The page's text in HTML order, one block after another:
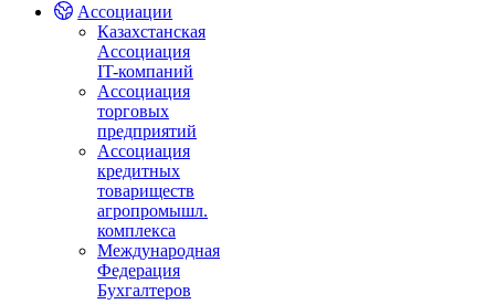
Ассоциации
Казахстанская
Ассоциация
IT-компаний
Ассоциация
торговых
предприятий
Ассоциация
кредитных
товариществ
агропромышл.
комплекса
Международная
Федерация
Бухгалтеров